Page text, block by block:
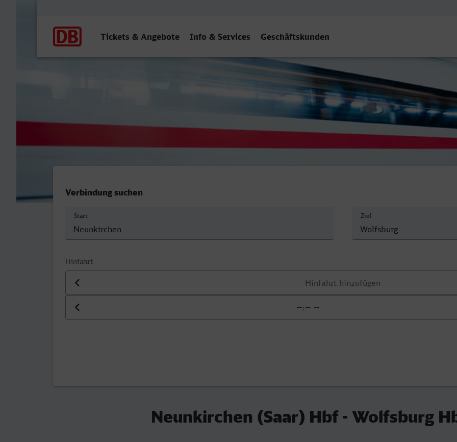
Tickets & Angebote Info & Services Geschäftskunden
Neunkirchen (Saar) Hbf - Wolfsburg Hbf
Verbindung suchen
Start Ziel
Hinfahrt
Datum der Hinfahrt
Uhrzeit der Hinfahrt
Neunkirchen (Saar) Hbf - Wolfsburg